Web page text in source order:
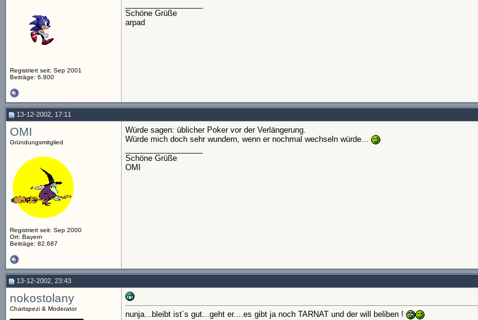
Registriert seit: Sep 2001
Beiträge: 6.800
Schöne Grüße
arpad
13-12-2002, 17:11
OMI
Gründungsmitglied
Registriert seit: Sep 2000
Ort: Bayern
Beiträge: 82.687
Würde sagen: üblicher Poker vor der Verlängerung.
Würde mich doch sehr wundern, wenn er nochmal wechseln würde...
Schöne Grüße
OMI
13-12-2002, 23:43
nokostolany
Chartspezi & Moderator
nunja...bleibt ist´s gut...geht er....es gibt ja noch TARNAT und der will beliben !